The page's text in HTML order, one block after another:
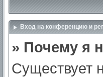
Вход на конференцию и
» Почему я
Существует